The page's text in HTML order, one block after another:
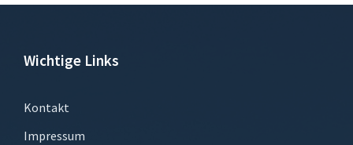
Wichtige Links
Kontakt
Impressum